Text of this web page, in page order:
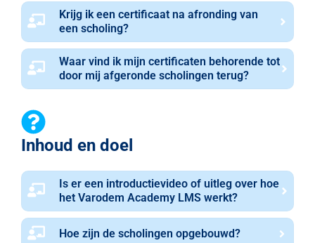
Krijg ik een certificaat na afronding van
een scholing?
Waar vind ik mijn certificaten behorende tot
door mij afgeronde scholingen terug?
Inhoud en doel
Is er een introductievideo of uitleg over hoe
het Varodem Academy LMS werkt?
Hoe zijn de scholingen opgebouwd?